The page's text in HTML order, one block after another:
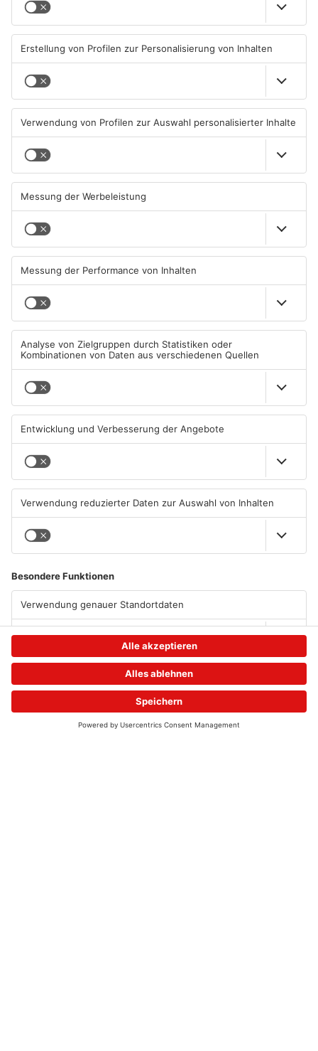
Kahlgrund-Gemeinden
wollen künftig enger
zusammenarbeiten
07.08.2026, 16:15 UHR IN KREIS
ASCHAFFENBURG
Kein Abschlussfeuerwerk
beim Alzenauer Stadtfest
wegen Trockenheit
07.08.2026, 08:15 UHR IN KREIS
TOPNEWS
Neue Baugrundstücke für
junge Familien in
Heimbuchenthal?
06.08.2026, 11:39 UHR IN KREIS
ASCHAFFENBURG
Tante Enso übernimmt
Pflaumheim
06.08.2026, 05:30 UHR IN KREIS